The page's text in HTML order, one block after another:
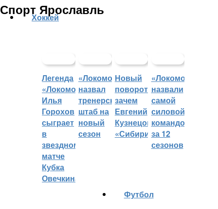
Спорт Ярославль
Хоккей
Легенда
«Локомотива»
Илья
Горохов
сыграет
в
звездном
матче
Кубка
Овечкина
«Локомотив»
назвал
тренерский
штаб на
новый
сезон
Новый
поворот:
зачем
Евгений
Кузнецов
«Сибири»?
«Локомотив»
назвали
самой
силовой
командой
за 12
сезонов
Футбол